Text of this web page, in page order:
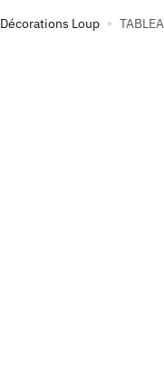
Décorations Loup »